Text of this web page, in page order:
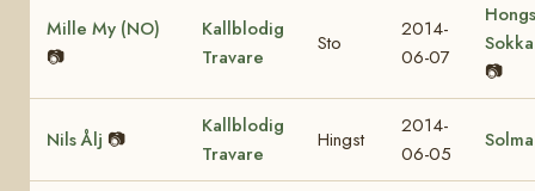
Mille My (NO)
📷
Kallblodig
Travare
Sto
2014-
06-07
📷
Nils Ålj 📷
Kallblodig
Travare
Hingst
2014-
06-05